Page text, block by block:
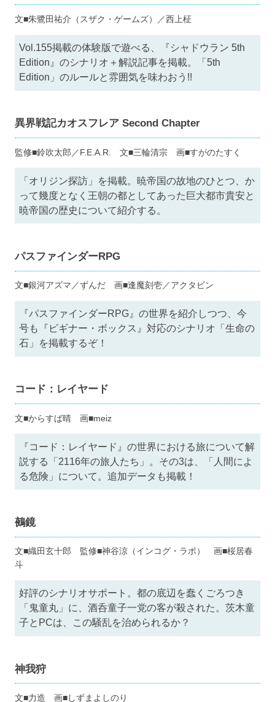
文■朱鷺田祐介（スザク・ゲームズ）／西上柾
Vol.155掲載の体験版で遊べる、『シャドウラン 5th
Edition』のシナリオ＋解説記事を掲載。「5th
Edition」のルールと雰囲気を味わおう!!
異界戦記カオスフレア Second Chapter
監修■鈴吹太郎／F.E.A.R. 文■三輪清宗 画■すがのたすく
「オリジン探訪」を掲載。暁帝国の故地のひとつ、か
って幾度となく王朝の都としてあった巨大都市貴安と
暁帝国の歴史について紹介する。
パスファインダーRPG
文■銀河アズマ／ずんだ 画■逢魔刻壱／アクタビン
『パスファインダーRPG』の世界を紹介しつつ、今
号も『ビギナー・ボックス』対応のシナリオ「生命の
石」を掲載するぞ！
コード：レイヤード
文■からすば晴 画■meiz
『コード：レイヤード』の世界における旅について解
説する「2116年の旅人たち」。その3は、「人間によ
る危険」について。追加データも掲載！
鵺鏡
文■織田玄十郎 監修■神谷涼（インコグ・ラボ） 画■桜居春
斗
好評のシナリオサポート。都の底辺を蠢くごろつき
「鬼童丸」に、酒呑童子一党の客が殺された。茨木童
子とPCは、この騒乱を治められるか？
神我狩
文■力造 画■しずまよしのり